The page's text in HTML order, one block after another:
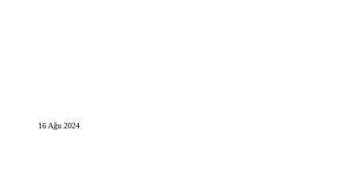
16 Ağu 2024